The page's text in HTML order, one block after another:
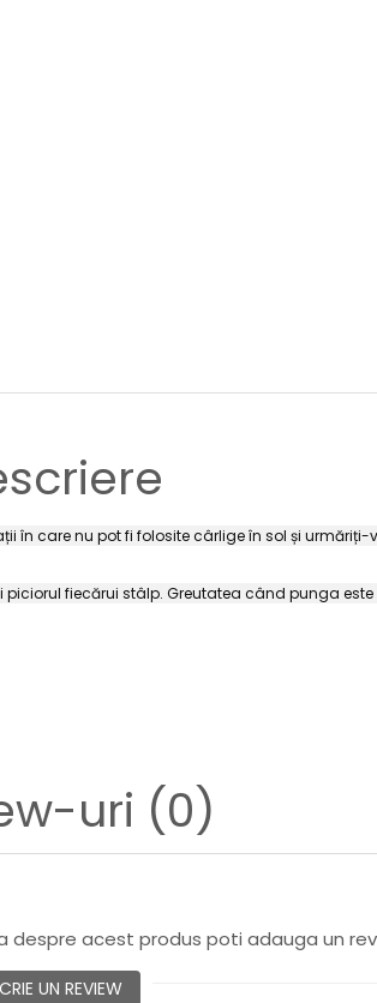
în care nu pot fi folosite cârlige în sol și urmăriți-
piciorul fiecărui stâlp. Greutatea când punga
uri (0)
despre acest produs poti adauga un
UN REVIEW